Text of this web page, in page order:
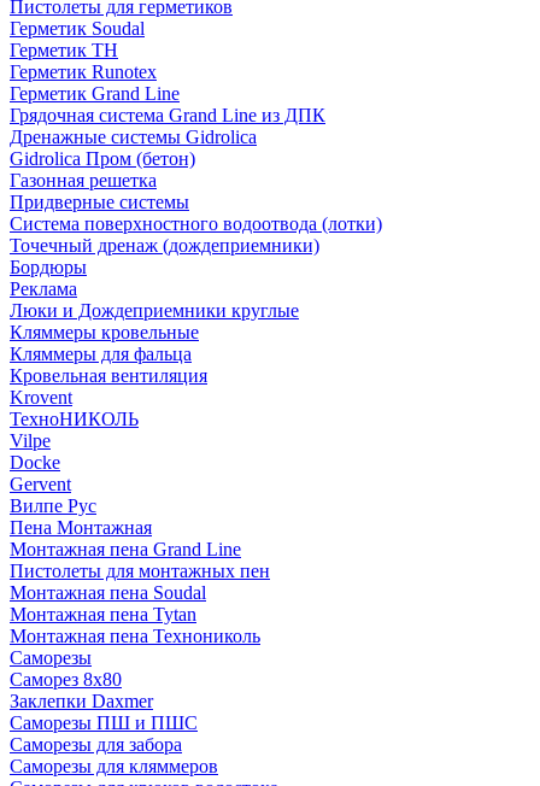
Пистолеты для герметиков
Герметик Soudal
Герметик ТН
Герметик Runotex
Герметик Grand Line
Грядочная система Grand Line из ДПК
Дренажные системы Gidrolica
Gidrolica Пром (бетон)
Газонная решетка
Придверные системы
Система поверхностного водоотвода (лотки)
Точечный дренаж (дождеприемники)
Бордюры
Рекламa
Люки и Дождеприемники круглые
Кляммеры кровельные
Кляммеры для фальца
Кровельная вентиляция
Krovent
ТехноНИКОЛЬ
Vilpe
Docke
Gervent
Вилпе Рус
Пена Монтажнaя
Монтажная пена Grand Linе
Пистолеты для монтажных пен
Монтажная пена Soudal
Монтажная пена Tytan
Монтажная пена Технониколь
Саморезы
Саморез 8х80
Заклепки Daxmer
Саморезы ПШ и ПШС
Саморезы для забора
Саморезы для кляммеров